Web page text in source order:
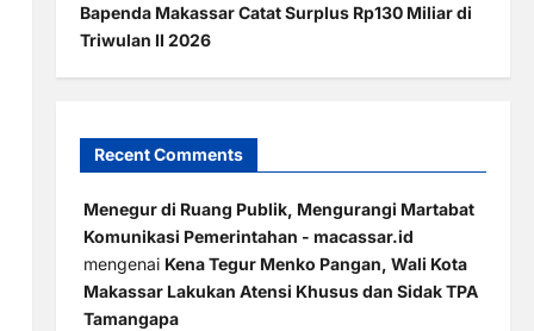
Bapenda Makassar Catat Surplus Rp130 Miliar di
Triwulan II 2026
Recent Comments
Menegur di Ruang Publik, Mengurangi Martabat
Komunikasi Pemerintahan - macassar.id
mengenai Kena Tegur Menko Pangan, Wali Kota
Makassar Lakukan Atensi Khusus dan Sidak TPA
Tamangapa